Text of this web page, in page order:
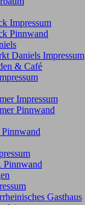
Impressum
Pinnwand
Daniels Impressum
& Café
Impressum
Pinnwand
Pinnwand
Gasthaus